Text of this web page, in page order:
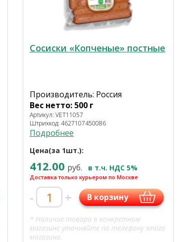
Сосиски «Копченые» постные
Производитель: Россия
Вес нетто: 500 г
Артикул: VET11057
Штрихкод: 4627107450086
Подробнее
Цена(за 1шт.):
412.00 руб. в т.ч. НДС 5%
Доставка только курьером по Москве
- + В корзину
* Наличие товара в конкретном
магазине уточняйте по телефону этого
магазина.